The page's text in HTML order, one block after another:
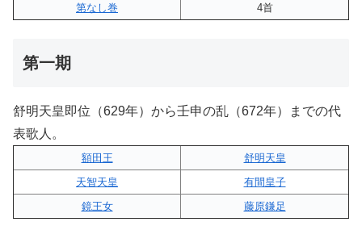
第なし巻
4首
第一期
舒明天皇即位（629年）から壬申の乱（672年）までの代
表歌人。
額田王
舒明天皇
天智天皇
有間皇子
鏡王女
藤原鎌足